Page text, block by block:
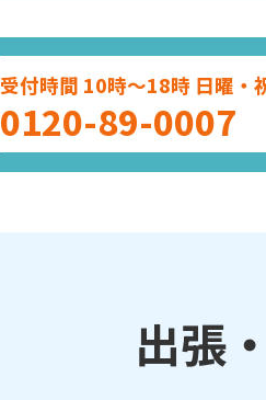
受付時間 10時～18時 日曜・
0120-89-0007
出張